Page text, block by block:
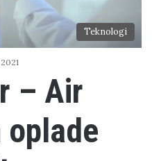
Teknologi
– Air
oplade